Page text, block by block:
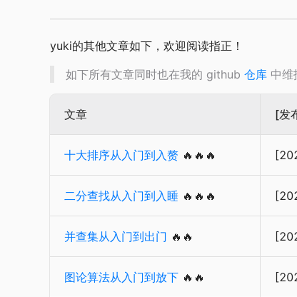
yuki的其他文章如下，欢迎阅读指正！
如下所有文章同时也在我的 github 仓库中维
文章 [发
十大排序从入门到入赘🔥🔥🔥
二分查找从入门到入睡🔥🔥🔥
并查集从入门到出门 🔥🔥
图论算法从入门到放下🔥🔥